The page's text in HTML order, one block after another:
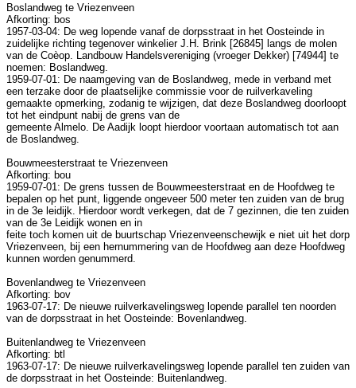
Boslandweg te Vriezenveen
Afkorting: bos
1957-03-04: De weg lopende vanaf de dorpsstraat in het Oosteinde in
zuidelijke richting tegenover winkelier J.H. Brink [26845] langs de molen
van de Coèop. Landbouw Handelsvereniging (vroeger Dekker) [74944] te
noemen: Boslandweg.
1959-07-01: De naamgeving van de Boslandweg, mede in verband met
een terzake door de plaatselijke commissie voor de ruilverkaveling
gemaakte opmerking, zodanig te wijzigen, dat deze Boslandweg doorloopt
tot het eindpunt nabij de grens van de
gemeente Almelo. De Aadijk loopt hierdoor voortaan automatisch tot aan
de Boslandweg.
Bouwmeesterstraat te Vriezenveen
Afkorting: bou
1959-07-01: De grens tussen de Bouwmeesterstraat en de Hoofdweg te
bepalen op het punt, liggende ongeveer 500 meter ten zuiden van de brug
in de 3e leidijk. Hierdoor wordt verkegen, dat de 7 gezinnen, die ten zuiden
van de 3e Leidijk wonen en in
feite toch komen uit de buurtschap Vriezenveenschewijk e niet uit het dorp
Vriezenveen, bij een hernummering van de Hoofdweg aan deze Hoofdweg
kunnen worden genummerd.
Bovenlandweg te Vriezenveen
Afkorting: bov
1963-07-17: De nieuwe ruilverkavelingsweg lopende parallel ten noorden
van de dorpsstraat in het Oosteinde: Bovenlandweg.
Buitenlandweg te Vriezenveen
Afkorting: btl
1963-07-17: De nieuwe ruilverkavelingsweg lopende parallel ten zuiden van
de dorpsstraat in het Oosteinde: Buitenlandweg.